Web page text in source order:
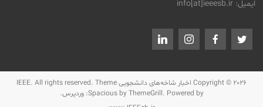
ایمیل: info[at]ieeesb.ir
Copyright © 2026 اخبار شاخه‌های دانشجویی IEEE. All rights reserved. Theme
Spaciousby ThemeGrill. Powered by: وردپرس.